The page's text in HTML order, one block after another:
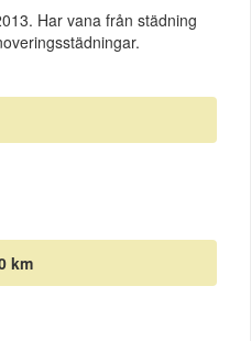
Har vana från städning
km